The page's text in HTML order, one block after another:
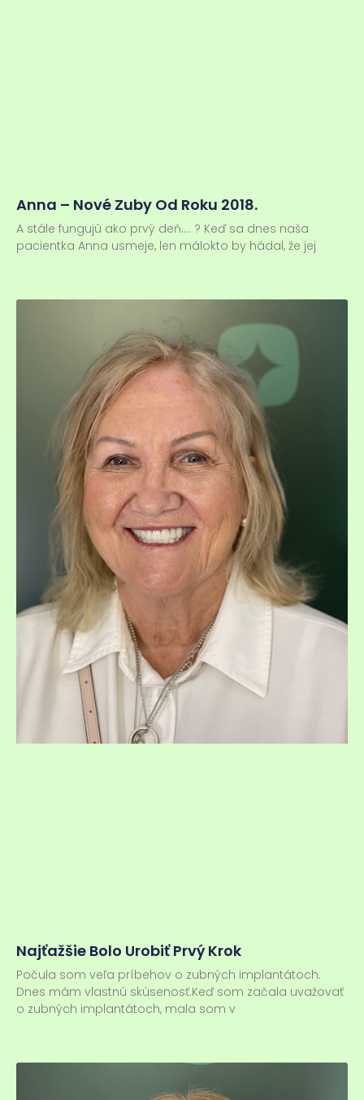
Anna – Nové Zuby Od Roku 2018.
A stále fungujú ako prvý deň…. ? Keď sa dnes naša
pacientka Anna usmeje, len málokto by hádal, že jej
Najťažšie Bolo Urobiť Prvý Krok
Počula som veľa príbehov o zubných implantátoch.
Dnes mám vlastnú skúsenosť.Keď som začala uvažovať
o zubných implantátoch, mala som v